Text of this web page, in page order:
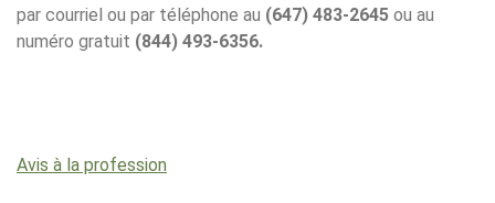
par courriel ou par téléphone au (647) 483-2645 ou au
numéro gratuit (844) 493-6356.
Avis à la profession